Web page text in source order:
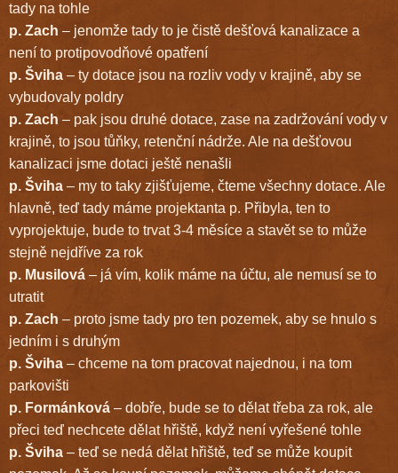
tady na tohle
p. Zach – jenomže tady to je čistě dešťová kanalizace a
není to protipovodňové opatření
p. Šviha – ty dotace jsou na rozliv vody v krajině, aby se
vybudovaly poldry
p. Zach – pak jsou druhé dotace, zase na zadržování vody v
krajině, to jsou tůňky, retenční nádrže. Ale na dešťovou
kanalizaci jsme dotaci ještě nenašli
p. Šviha – my to taky zjišťujeme, čteme všechny dotace. Ale
hlavně, teď tady máme projektanta p. Přibyla, ten to
vyprojektuje, bude to trvat 3-4 měsíce a stavět se to může
stejně nejdříve za rok
p. Musilová – já vím, kolik máme na účtu, ale nemusí se to
utratit
p. Zach – proto jsme tady pro ten pozemek, aby se hnulo s
jedním i s druhým
p. Šviha – chceme na tom pracovat najednou, i na tom
parkovišti
p. Formánková – dobře, bude se to dělat třeba za rok, ale
přeci teď nechcete dělat hřiště, když není vyřešené tohle
p. Šviha – teď se nedá dělat hřiště, teď se může koupit